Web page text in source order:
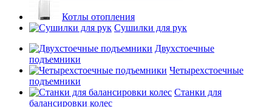
Котлы отопления
Сушилки для рук
Двухстоечные
подъемники
Четырехстоечные
подъемники
Станки для
балансировки колес